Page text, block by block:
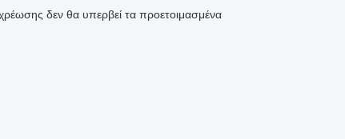
δεν θα υπερβεί τα προετοιμασμένα